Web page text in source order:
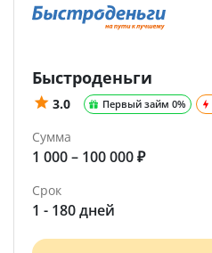
Быстроденьги
3.0 Первый займ 0%
Сумма
1 000 – 100 000 ₽
Срок
1 - 180 дней